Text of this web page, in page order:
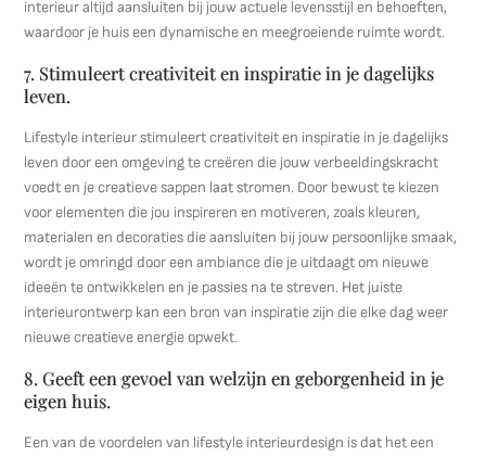
interieur altijd aansluiten bij jouw actuele levensstijl en behoeften,
waardoor je huis een dynamische en meegroeiende ruimte wordt.
7. Stimuleert creativiteit en inspiratie in je dagelijks
leven.
Lifestyle interieur stimuleert creativiteit en inspiratie in je dagelijks
leven door een omgeving te creëren die jouw verbeeldingskracht
voedt en je creatieve sappen laat stromen. Door bewust te kiezen
voor elementen die jou inspireren en motiveren, zoals kleuren,
materialen en decoraties die aansluiten bij jouw persoonlijke smaak,
wordt je omringd door een ambiance die je uitdaagt om nieuwe
ideeën te ontwikkelen en je passies na te streven. Het juiste
interieurontwerp kan een bron van inspiratie zijn die elke dag weer
nieuwe creatieve energie opwekt.
8. Geeft een gevoel van welzijn en geborgenheid in je
eigen huis.
Een van de voordelen van lifestyle interieurdesign is dat het een